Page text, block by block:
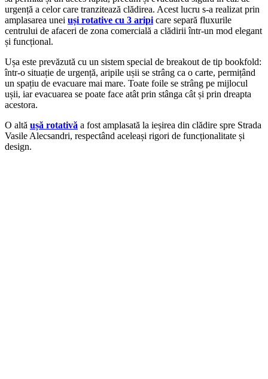
urgență a celor care tranzitează clădirea. Acest lucru s-a realizat prin
amplasarea unei uși rotative cu 3 aripi care separă fluxurile
centrului de afaceri de zona comercială a clădirii într-un mod elegant
și funcțional.
Ușa este prevăzută cu un sistem special de breakout de tip bookfold:
într-o situație de urgență, aripile ușii se strâng ca o carte, permițând
un spațiu de evacuare mai mare. Toate foile se strâng pe mijlocul
ușii, iar evacuarea se poate face atât prin stânga cât și prin dreapta
acestora.
O altă ușă rotativă a fost amplasată la ieșirea din clădire spre Strada
Vasile Alecsandri, respectând aceleași rigori de funcționalitate și
design.